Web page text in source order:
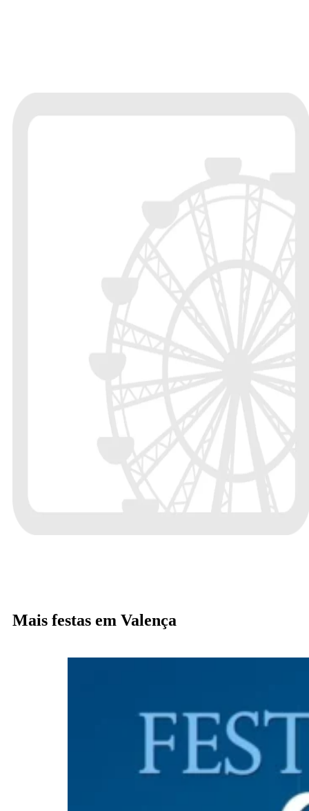
Mais festas em Valença